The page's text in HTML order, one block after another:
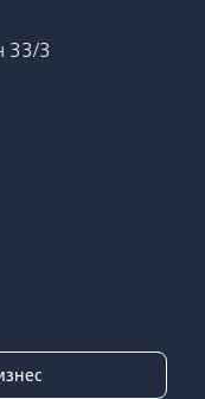
33/3